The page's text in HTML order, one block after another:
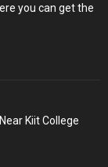
you can get the
Kiit College